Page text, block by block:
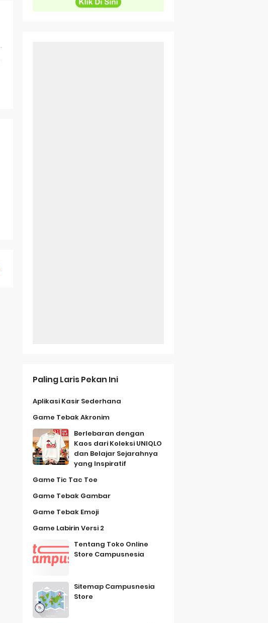
Paling Laris Pekan Ini
Aplikasi Kasir Sederhana
Game Tebak Akronim
Berlebaran dengan
Kaos dari Koleksi UNIQLO
dan Belajar Sejarahnya
yang Inspiratif
Game Tic Tac Toe
Game Tebak Gambar
Game Tebak Emoji
Game Labirin Versi 2
Tentang Toko Online
Store Campusnesia
Sitemap Campusnesia
Store